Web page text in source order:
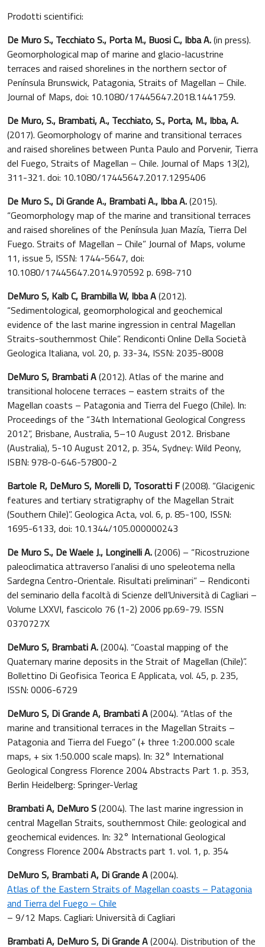
Prodotti scientifici:
De Muro S., Tecchiato S., Porta M., Buosi C., Ibba A.(in press).
Geomorphological map of marine and glacio-lacustrine
terraces and raised shorelines in the northern sector of
Península Brunswick, Patagonia, Straits of Magellan – Chile.
Journal of Maps, doi: 10.1080/17445647.2018.1441759.
De Muro, S., Brambati, A., Tecchiato, S., Porta, M., Ibba, A.
(2017). Geomorphology of marine and transitional terraces
and raised shorelines between Punta Paulo and Porvenir, Tierra
del Fuego, Straits of Magellan – Chile. Journal of Maps 13(2),
311-321. doi: 10.1080/17445647.2017.1295406
De Muro S., Di Grande A., Brambati A., Ibba A.(2015).
“Geomorphology map of the marine and transitional terraces
and raised shorelines of the Península Juan Mazía, Tierra Del
Fuego. Straits of Magellan – Chile” Journal of Maps, volume
11, issue 5, ISSN: 1744-5647, doi:
10.1080/17445647.2014.970592 p. 698-710
DeMuro S, Kalb C, Brambilla W, Ibba A(2012).
“Sedimentological, geomorphological and geochemical
evidence of the last marine ingression in central Magellan
Straits-southernmost Chile”. Rendiconti Online Della Società
Geologica Italiana, vol. 20, p. 33-34, ISSN: 2035-8008
DeMuro S, Brambati A(2012). Atlas of the marine and
transitional holocene terraces – eastern straits of the
Magellan coasts – Patagonia and Tierra del Fuego (Chile). In:
Proceedings of the “34th International Geological Congress
2012”, Brisbane, Australia, 5–10 August 2012. Brisbane
(Australia), 5-10 August 2012, p. 354, Sydney: Wild Peony,
ISBN: 978-0-646-57800-2
Bartole R, DeMuro S, Morelli D, Tosoratti F(2008). “Glacigenic
features and tertiary stratigraphy of the Magellan Strait
(Southern Chile)”. Geologica Acta, vol. 6, p. 85-100, ISSN:
1695-6133, doi: 10.1344/105.000000243
De Muro S., De Waele J., Longinelli A.(2006) – “Ricostruzione
paleoclimatica attraverso l’analisi di uno speleotema nella
Sardegna Centro-Orientale. Risultati preliminari” – Rendiconti
del seminario della facoltà di Scienze dell’Università di Cagliari –
Volume LXXVI, fascicolo 76 (1-2) 2006 pp.69-79. ISSN
0370727X
DeMuro S, Brambati A.(2004). “Coastal mapping of the
Quaternary marine deposits in the Strait of Magellan (Chile)”.
Bollettino Di Geofisica Teorica E Applicata, vol. 45, p. 235,
ISSN: 0006-6729
DeMuro S, Di Grande A, Brambati A(2004). “Atlas of the
marine and transitional terraces in the Magellan Straits –
Patagonia and Tierra del Fuego” (+ three 1:200.000 scale
maps, + six 1:50.000 scale maps). In: 32° International
Geological Congress Florence 2004 Abstracts Part 1. p. 353,
Berlin Heidelberg: Springer-Verlag
Brambati A, DeMuro S(2004). The last marine ingression in
central Magellan Straits, southernmost Chile: geological and
geochemical evidences. In: 32° International Geological
Congress Florence 2004 Abstracts part 1. vol. 1, p. 354
DeMuro S, Brambati A, Di Grande A(2004).
Atlas of the Eastern Straits of Magellan coasts – Patagonia
and Tierra del Fuego – Chile
– 9/12 Maps. Cagliari: Università di Cagliari
Brambati A, DeMuro S, Di Grande A(2004). Distribution of the